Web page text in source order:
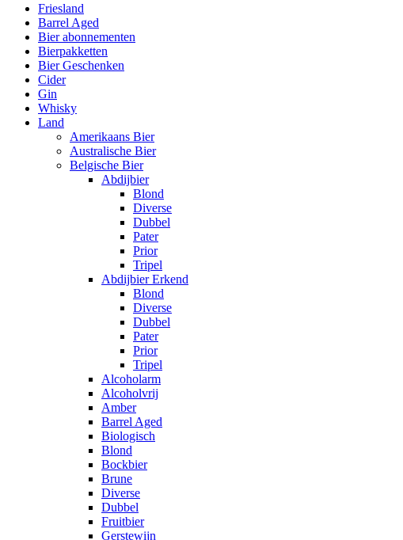
Friesland
Barrel Aged
Bier abonnementen
Bierpakketten
Bier Geschenken
Cider
Gin
Whisky
Land
Amerikaans Bier
Australische Bier
Belgische Bier
Abdijbier
Blond
Diverse
Dubbel
Pater
Prior
Tripel
Abdijbier Erkend
Blond
Diverse
Dubbel
Pater
Prior
Tripel
Alcoholarm
Alcoholvrij
Amber
Barrel Aged
Biologisch
Blond
Bockbier
Brune
Diverse
Dubbel
Fruitbier
Gerstewijn